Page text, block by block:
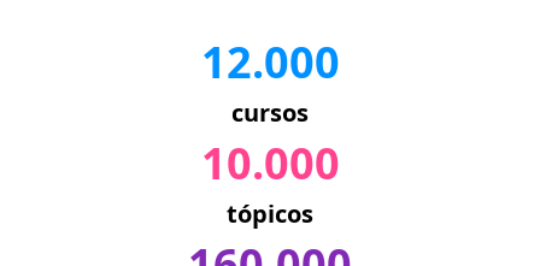
12.000
cursos
10.000
tópicos